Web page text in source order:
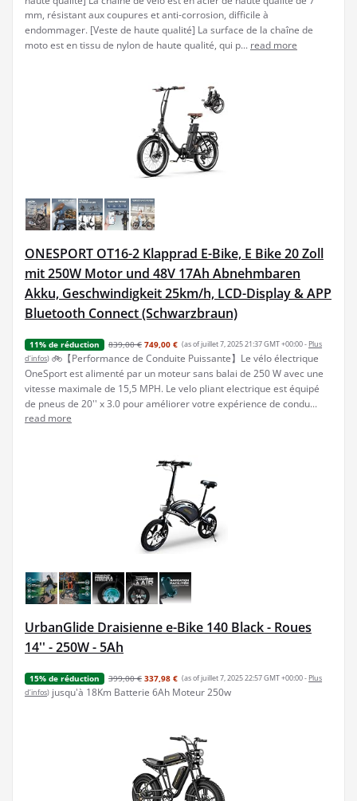
mm, résistant aux coupures et anti-corrosion, difficile à
endommager. [Veste de haute qualité] La surface de la chaîne de
moto est en tissu de nylon de haute qualité, qui p... read more
ONESPORT OT16-2 Klapprad E-Bike, E Bike 20 Zoll
mit 250W Motor und 48V 17Ah Abnehmbaren
Akku, Geschwindigkeit 25km/h, LCD-Display & APP
Bluetooth Connect (Schwarzbraun)
11% de réduction 839,00 € 749,00 € (as of juillet 7, 2025 21:37 GMT +00:00 - Plus
d’infos) 🚲【Performance de Conduite Puissante】Le vélo électrique
OneSport est alimenté par un moteur sans balai de 250 W avec une
vitesse maximale de 15,5 MPH. Le velo pliant electrique est équipé
de pneus de 20'' x 3.0 pour améliorer votre expérience de condu...
read more
UrbanGlide Draisienne e-Bike 140 Black - Roues
14'' - 250W - 5Ah
15% de réduction 399,00 € 337,98 € (as of juillet 7, 2025 22:57 GMT +00:00 - Plus
d’infos) jusqu'à 18Km Batterie 6Ah Moteur 250w